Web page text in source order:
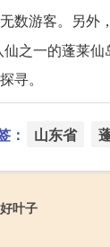
数游客。另外，
仙之一的蓬莱
寻。
： 山东省
叶子